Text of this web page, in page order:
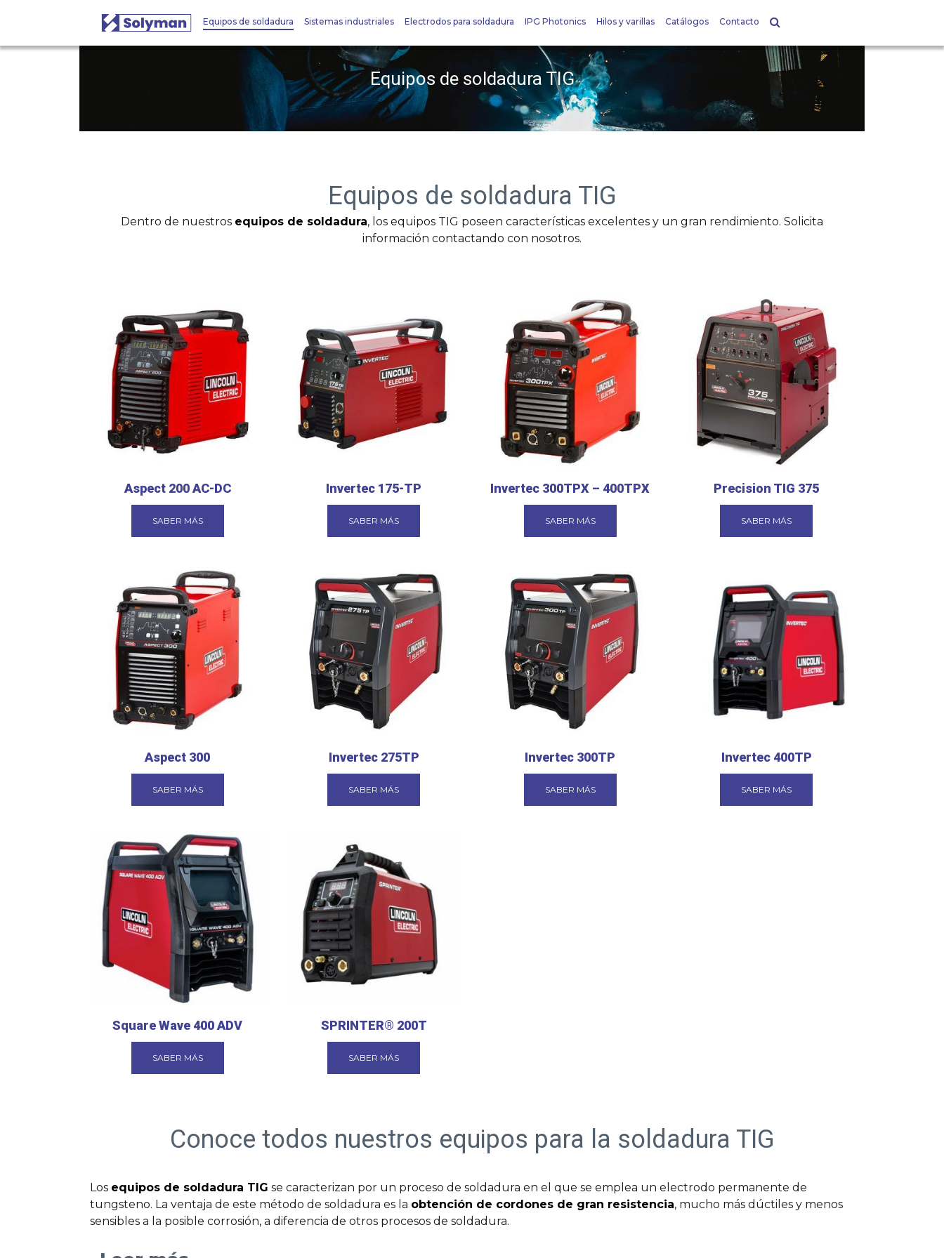
Equipos de soldadura Sistemas industriales Electrodos para soldadura IPG Photonics Hilos y varillas Catálogos Contacto
Equipos de soldadura TIG
Equipos de soldadura TIG
Dentro de nuestros equipos de soldadura, los equipos TIG poseen características excelentes y un gran rendimiento. Solicita
información contactando con nosotros.
Aspect 200 AC-DC
SABER MÁS
Invertec 175-TP
SABER MÁS
Invertec 300TPX – 400TPX
SABER MÁS
Precision TIG 375
SABER MÁS
Aspect 300
SABER MÁS
Invertec 275TP
SABER MÁS
Invertec 300TP
SABER MÁS
Invertec 400TP
SABER MÁS
Square Wave 400 ADV
SABER MÁS
SPRINTER® 200T
SABER MÁS
Conoce todos nuestros equipos para la soldadura TIG
Los equipos de soldadura TIG se caracterizan por un proceso de soldadura en el que se emplea un electrodo permanente de
tungsteno. La ventaja de este método de soldadura es la obtención de cordones de gran resistencia, mucho más dúctiles y menos
sensibles a la posible corrosión, a diferencia de otros procesos de soldadura.